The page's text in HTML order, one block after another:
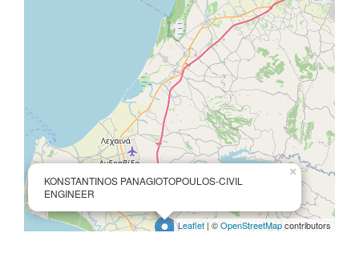
KONSTANTINOS PANAGIOTOPOULOS-CIVIL
ENGINEER
×
Leaflet | ©OpenStreetMapcontributors